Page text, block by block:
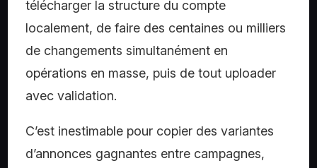
télécharger la structure du compte
localement, de faire des centaines ou milliers
de changements simultanément en
opérations en masse, puis de tout uploader
avec validation.
C’est inestimable pour copier des variantes
d’annonces gagnantes entre campagnes,